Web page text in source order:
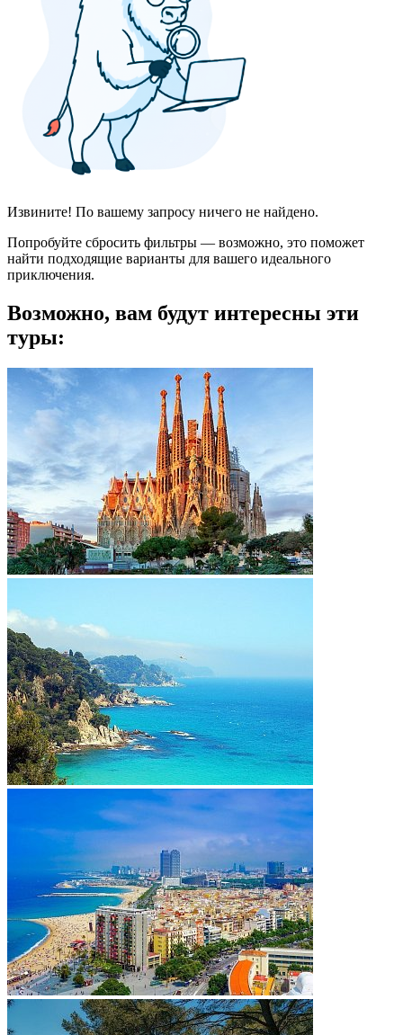
Извините! По вашему запросу ничего не найдено.
Попробуйте сбросить фильтры — возможно, это поможет
найти подходящие варианты для вашего идеального
приключения.
Возможно, вам будут интересны эти
туры: